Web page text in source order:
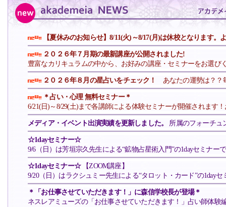
【夏休みのお知らせ】8/11(火)～8/17(月)は休校となります。
２０２６年７月期の最新講座が公開されました!
豊富なカリキュラムの中から、お好みの講座・セミナーをお選び
２０２６年８月の星占いをチェック！ あなたの運勢は？？
＊占い・心理 無料セミナー＊
6/21(日)～8/29(土)まで各講師による体験セミナーが開催されます
メディア・イベント出演実績を更新しました。 所属のフォーチュ
☆1dayセミナー☆
9/6（日）は芳垣宗久先生による“鉱物占星術入門”の1dayセミナ
☆1dayセミナー☆【ZOOM講座】
9/20（日）はラクシュミー先生による“タロット・カード”の1day
＊「お仕事させていただきます！」に森信学校長が登場＊
ネスレアミューズの「お仕事させていただきます！」占い師体験